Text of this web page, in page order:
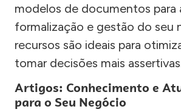
modelos de documentos para
formalização e gestão do seu
recursos são ideais para
tomar decisões mais
Artigos: Conhecimento e
para o Seu Negócio